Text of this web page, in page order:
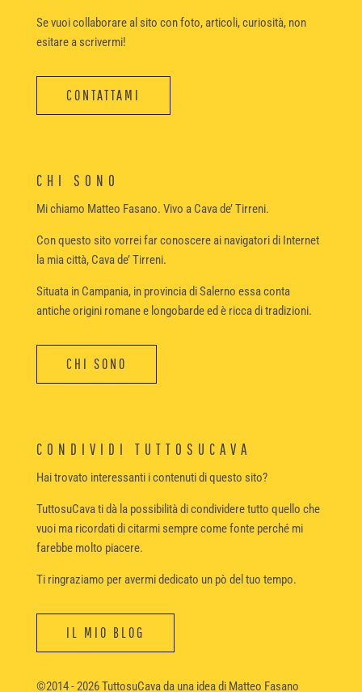
Se vuoi collaborare al sito con foto, articoli, curiosità, non
esitare a scrivermi!
CONTATTAMI
CHI SONO
Mi chiamo Matteo Fasano. Vivo a Cava de’ Tirreni.
Con questo sito vorrei far conoscere ai navigatori di Internet
la mia città, Cava de’ Tirreni.
Situata in Campania, in provincia di Salerno essa conta
antiche origini romane e longobarde ed è ricca di tradizioni.
CHI SONO
CONDIVIDI TUTTOSUCAVA
Hai trovato interessanti i contenuti di questo sito?
TuttosuCava ti dà la possibilità di condividere tutto quello che
vuoi ma ricordati di citarmi sempre come fonte perché mi
farebbe molto piacere.
Ti ringraziamo per avermi dedicato un pò del tuo tempo.
IL MIO BLOG
©2014 - 2026 TuttosuCava da una idea di Matteo Fasano